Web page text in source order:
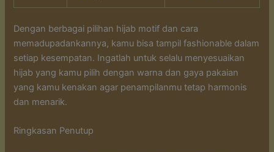
Dengan berbagai pilihan hijab motif dan cara
memadupadankannya, kamu bisa tampil fashionable dalam
setiap kesempatan. Ingatlah untuk selalu menyesuaikan
hijab yang kamu pilih dengan warna dan gaya pakaian
yang kamu kenakan agar penampilanmu tetap harmonis
dan menarik.
Ringkasan Penutup